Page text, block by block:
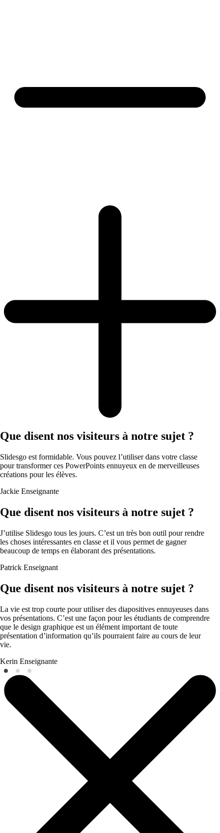
Que disent nos visiteurs à notre sujet ?
Slidesgo est formidable. Vous pouvez l’utiliser dans votre classe
pour transformer ces PowerPoints ennuyeux en de merveilleuses
créations pour les élèves.
Jackie Enseignante
Que disent nos visiteurs à notre sujet ?
J’utilise Slidesgo tous les jours. C’est un très bon outil pour rendre
les choses intéressantes en classe et il vous permet de gagner
beaucoup de temps en élaborant des présentations.
Patrick Enseignant
Que disent nos visiteurs à notre sujet ?
La vie est trop courte pour utiliser des diapositives ennuyeuses dans
vos présentations. C’est une façon pour les étudiants de comprendre
que le design graphique est un élément important de toute
présentation d’information qu’ils pourraient faire au cours de leur
vie.
Kerin Enseignante